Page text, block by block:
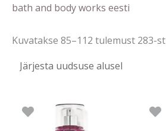
bath and body works eesti
Kuvatakse 85–112 tulemust 283-st